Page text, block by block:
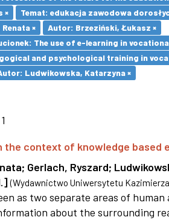
×
Temat: edukacja zawodowa
×
Autor: Brzeziński, Łukasz ×
The use of e-learning in
and psychological training in
Ludwikowska, Katarzyna ×
context of knowledge based
; Gerlach, Ryszard;
(Wydawnictwo Uniwersytetu
as two separate areas of
about the surrounding